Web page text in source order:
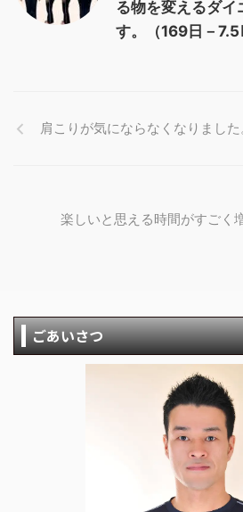
る物を変えるダイ
す。（169日－7.5
肩こりが気にならなくなりました
楽しいと思える時間がすごく
ごあいさつ